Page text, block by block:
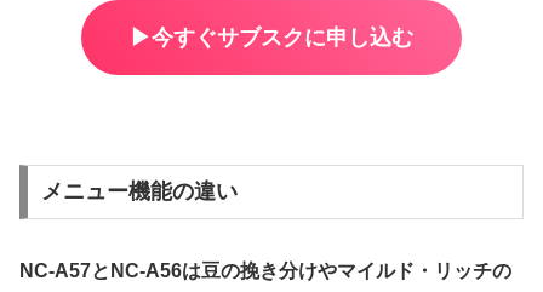
▶︎今すぐサブスクに申し込む
メニュー機能の違い
NC-A57とNC-A56は豆の挽き分けやマイルド・リッチの